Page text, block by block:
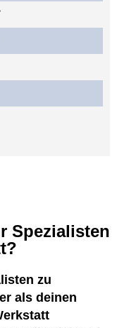
Spezialisten
zu
als deinen